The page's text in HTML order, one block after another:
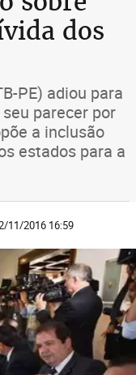
dos
PE) adiou para
parecer por
a inclusão
estados para a
11/2016 16:59